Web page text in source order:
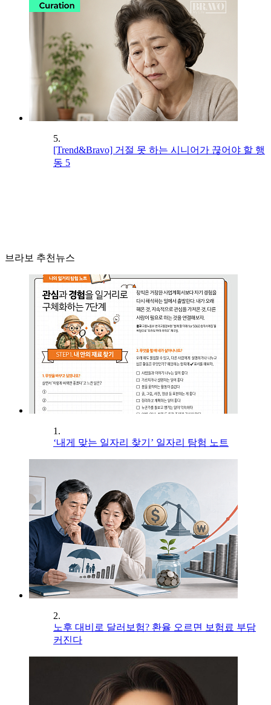
5.
[Trend&Bravo] 거절 못 하는 시니어가 끊어야 할 행
동 5
브라보 추천뉴스
1.
‘내게 맞는 일자리 찾기’ 일자리 탐험 노트
2.
노후 대비로 달러보험? 환율 오르면 보험료 부담
커진다